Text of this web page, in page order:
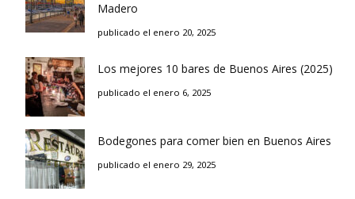
Madero
publicado el enero 20, 2025
Los mejores 10 bares de Buenos Aires (2025)
publicado el enero 6, 2025
Bodegones para comer bien en Buenos Aires
publicado el enero 29, 2025